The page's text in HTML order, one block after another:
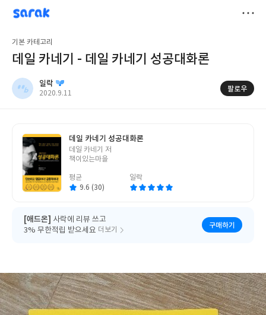
sarak
일락
기본 카테고리
데일 카네기 - 데일 카네기 성공대화론
일락
작
2020.9.11
팔로우
데일 카네기 성공대화론
글
쓴
데일 카네기 저
책이있는마을
평균
9.6 (30)
일락
[애드온] 사락에 리뷰 쓰고
3% 무한적립 받으세요 더보기
구매하기